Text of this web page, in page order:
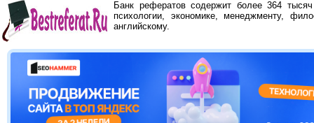
Банк рефератов содержит более 364
психологии, экономике, менеджменту,
английскому.